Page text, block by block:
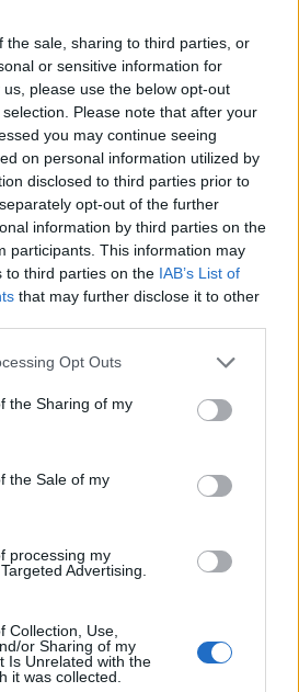
the sale, sharing to third parties, or
or sensitive information for
please use the below opt-out
Please note that after your
you may continue seeing
on personal information utilized by
disclosed to third parties prior to
opt-out of the further
information by third parties on the
participants. This information may
to third parties on the IAB’s List of
that may further disclose it to other
app uses one or more Google
usage behaviour. You may click to
Google and its third-party tags to
specified purposes in below Google
Opt Outs
the Sharing of my
the Sale of my
processing my
Advertising.
Collection, Use,
or Sharing of my
Is Unrelated with the
it was collected.
2019, LeBron mudou-se do
um negócio de US $ 153 milhões
um salário médio anual de US $
LeBron e os Lakers anunciaram
de dois anos de $ 85 milhões
até 2023. Isso significa $ 42,5
base da NBA.
um bilionário
mas mais sobre isso em um
um bilionário com
de dólares. Esse clube tem
Michael Schumacher ($ 1
($ 1,1 bilhão) Jack Nicklaus ($
($ 1,35 bilhão), Tiger Woods
novo salário e endossos futuros,